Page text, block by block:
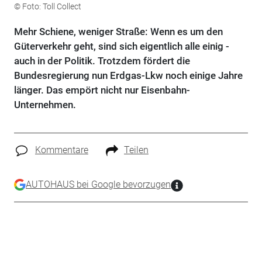
© Foto: Toll Collect
Mehr Schiene, weniger Straße: Wenn es um den
Güterverkehr geht, sind sich eigentlich alle einig -
auch in der Politik. Trotzdem fördert die
Bundesregierung nun Erdgas-Lkw noch einige Jahre
länger. Das empört nicht nur Eisenbahn-
Unternehmen.
Kommentare Teilen
AUTOHAUS bei Google bevorzugen